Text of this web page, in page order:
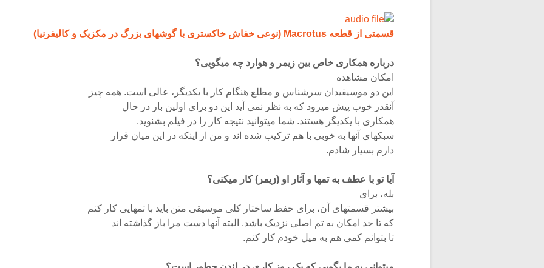
قسمتی از قطعه Macrotus (نوعی خفاش خاکستری با گوشهای بزرگ در مکزیک و کالیفرنیا)
درباره همکاری خاص بین زیمر و هوارد چه میگویی؟
امکان مشاهده
این دو موسیقیدان سرشناس و مطلع هنگام کار با یکدیگر، عالی است. همه چیز
آنقدر خوب پیش میرود که به نظر نمی آید این دو برای اولین بار در حال
همکاری با یکدیگر هستند. شما میتوانید نتیجه کار را در فیلم بشنوید.
سبکهای آنها به خوبی با هم ترکیب شده اند و من از اینکه در این میان قرار
دارم بسیار شادم.
آیا تو با عطف به تمها و آثار او (زیمر) کار میکنی؟
بله، برای
بیشتر قسمتهای آن، برای حفظ ساختار کلی موسیقی متن باید با تمهایی کار کنم
که تا حد امکان به تم اصلی نزدیک باشد. البته آنها دست مرا باز گذاشته اند
تا بتوانم کمی هم به میل خودم کار کنم.